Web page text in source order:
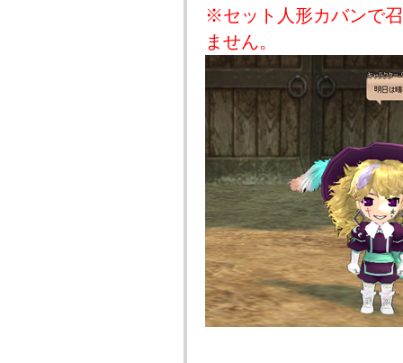
※セット人形カバンで
ません。